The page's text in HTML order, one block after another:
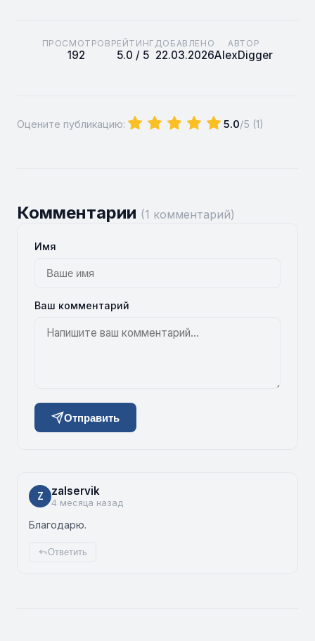
ПРОСМОТРОВ
192
РЕЙТИНГ
5.0 / 5
ДОБАВЛЕНО
22.03.2026
АВТОР
AlexDigger
Оцените публикацию: 5.0/5 (1)
Комментарии (1 комментарий)
Имя
Ваш комментарий
Отправить
Z zalservik
4 месяца назад
Благодарю.
Ответить